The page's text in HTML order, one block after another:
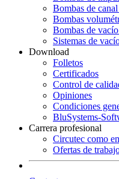
Bombas de
Bombas
Bombas de
Sistemas de
Download
Folletos
Certificados
Control de
Opiniones
Condiciones
BluSystems-
Carrera profesional
Circutec como
Ofertas de